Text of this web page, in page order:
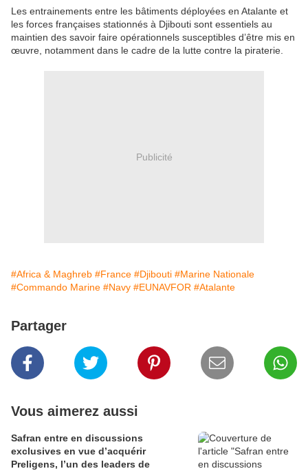
Les entrainements entre les bâtiments déployées en Atalante et
les forces françaises stationnés à Djibouti sont essentiels au
maintien des savoir faire opérationnels susceptibles d’être mis en
œuvre, notamment dans le cadre de la lutte contre la piraterie.
Publicité
#Africa & Maghreb #France #Djibouti #Marine Nationale
#Commando Marine #Navy #EUNAVFOR #Atalante
Partager
Vous aimerez aussi
Safran entre en discussions
exclusives en vue d’acquérir
Preligens, l’un des leaders de